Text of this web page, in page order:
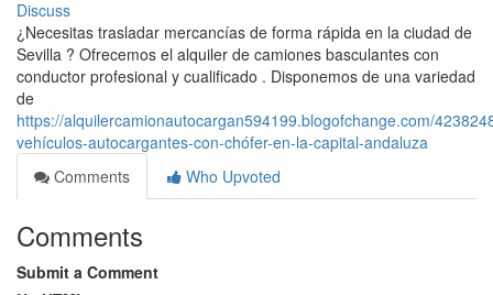
Discuss
¿Necesitas trasladar mercancías de forma rápida en la ciudad de
Sevilla ? Ofrecemos el alquiler de camiones basculantes con
conductor profesional y cualificado . Disponemos de una variedad
de
https://alquilercamionautocargan594199.blogofchange.com/
vehículos-autocargantes-con-chófer-en-la-capital-andaluza
Comments
Who Upvoted
Comments
Submit a Comment